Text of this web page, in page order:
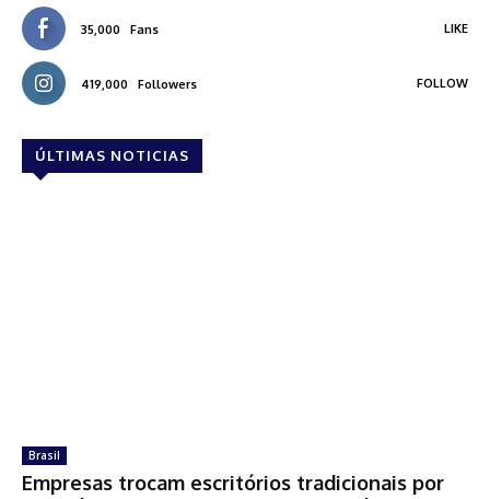
35,000 Fans LIKE
419,000 Followers FOLLOW
ÚLTIMAS NOTICIAS
Brasil
Empresas trocam escritórios tradicionais por